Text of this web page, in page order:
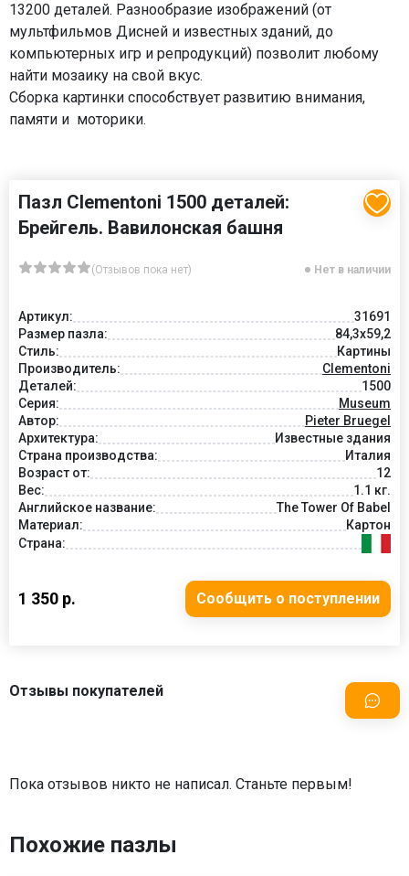
13200 деталей. Разнообразие изображений (от
мультфильмов Дисней и известных зданий, до
компьютерных игр и репродукций) позволит любому
найти мозаику на свой вкус.
Сборка картинки способствует развитию внимания,
памяти и моторики.
Пазл Clementoni 1500 деталей:
Брейгель. Вавилонская башня
(Отзывов пока нет) Нет в наличии
Артикул:
31691
Размер пазла:
84,3x59,2
Стиль:
Картины
Производитель:
Clementoni
Деталей:
1500
Серия:
Museum
Автор:
Pieter Bruegel
Архитектура:
Известные здания
Страна производства:
Италия
Возраст от:
12
Вес:
1.1 кг.
Английское название:
The Tower Of Babel
Материал:
Картон
Страна:
1 350 р. Сообщить о поступлении
Отзывы покупателей
Пока отзывов никто не написал. Станьте первым!
Похожие пазлы